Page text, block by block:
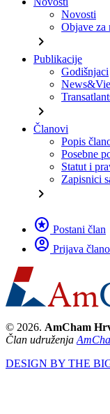
Novosti
Objave za
chevron_right
Publikacije
Godišnjaci
chevron_right
Članovi
Popis
Posebne
Statut i
Zapisnici
chevron_right
stars Postani član
account_circle Prijava
© 2026. AmCham
Član udruženja
DESIGN BY THE